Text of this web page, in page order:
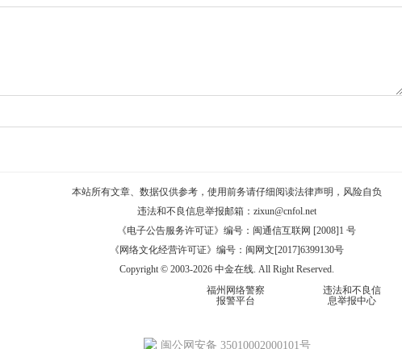
本站所有文章、数据仅供参考，使用前务请仔细阅读法律声明 ，风险自负
违法和不良信息举报邮箱： zixun@cnfol.net
《电子公告服务许可证》编号：闽通信互联网 [2008]1 号
《网络文化经营许可证》编号：闽网文[2017]6399130号
Copyright © 2003-2026 中金在线. All Right Reserved.
福州网络警察
报警平台
违法和不良信
息举报中心
闽公网安备 35010002000101号